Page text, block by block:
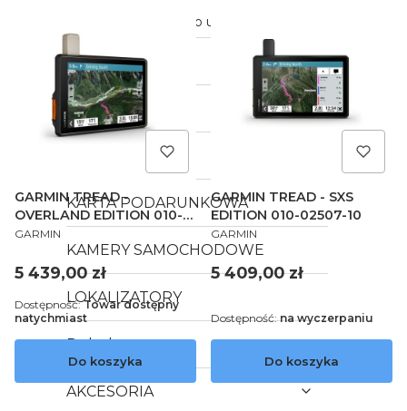
Folie ochronne do urządzeń Garmin
3mk
TACX
KARTA PODARUNKOWA
KAMERY SAMOCHODOWE
LOKALIZATORY
Pulsoksymetry
AKCESORIA
GARMIN TREAD -
OVERLAND EDITION 010-
02508-10
PRODUCENT
GARMIN
Cena
5 439,00 zł
Do koszyka
Dostępność:Towar dostępny
natychmiast
GARMIN TREAD - SXS
EDITION 010-02507-10
PRODUCENT
GARMIN
Cena
5 409,00 zł
Do koszyka
Dostępność:na wyczerpaniu